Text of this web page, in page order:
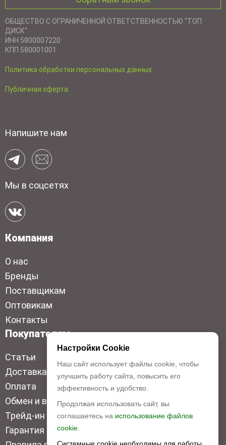
ОБЩЕСТВО С ОГРАНИЧЕННОЙ ОТВЕТСТВЕННОСТЬЮ "ТОП
ДИСК"
ИНН 5800007220
КПП 580001001
Политика обработки персональных данных
Публичная оферта
Напишите нам
Мы в соцсетях
Компания
О нас
Бренды
Поставщикам
Оптовикам
Контакты
Покупателям
Статьи
Доставка
Оплата
Обмен и возврат
Трейд-ин
Гарантия низкой цены
Настройки Cookie
Наш сайт использует файлы cookie, чтобы
улучшить работу сайта, повысить его
эффективность и удобство.
Продолжая использовать сайт, вы
соглашаетесь на использование файлов
cookie.